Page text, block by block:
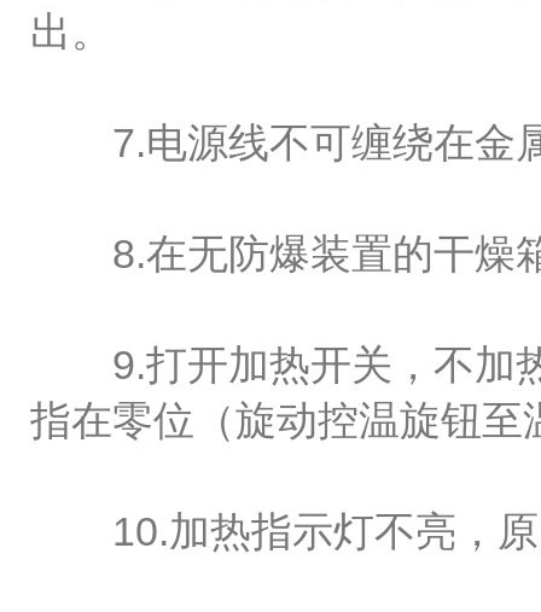
出。
7.电源线不可缠绕在金属
8.在无防爆装置的干燥
9.打开加热开关，不加
指在零位（旋动控温旋钮
10.加热指示灯不亮，原